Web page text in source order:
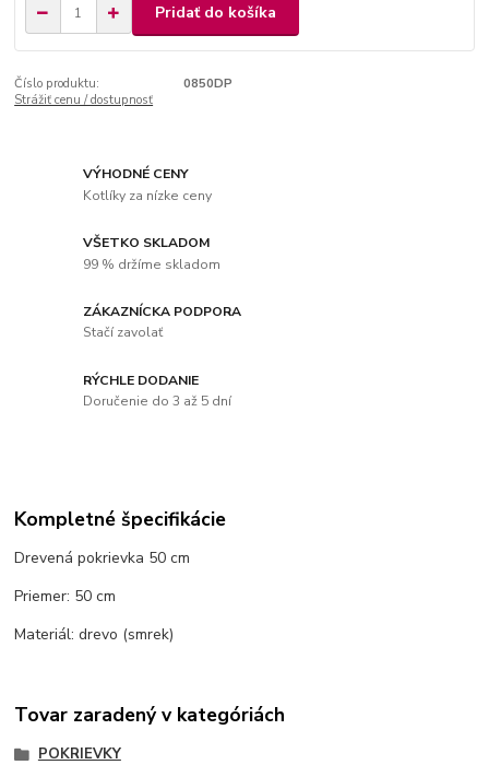
Pridať do košíka
Číslo produktu:
0850DP
Strážiť cenu / dostupnosť
VÝHODNÉ CENY
Kotlíky za nízke ceny
VŠETKO SKLADOM
99 % držíme skladom
ZÁKAZNÍCKA PODPORA
Stačí zavolať
RÝCHLE DODANIE
Doručenie do 3 až 5 dní
Kompletné špecifikácie
Drevená pokrievka 50 cm
Priemer: 50 cm
Materiál: drevo (smrek)
Tovar zaradený v kategóriách
POKRIEVKY